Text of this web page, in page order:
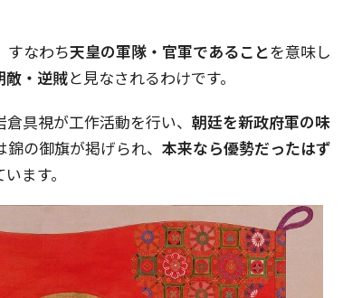
すなわち天皇の軍隊・官軍であることを意味し
敵・逆賊と見なされるわけです。
具視が工作活動を行い、 朝廷を新政府軍の味
の御旗が掲げられ、 本来なら優勢だったはず
ます。